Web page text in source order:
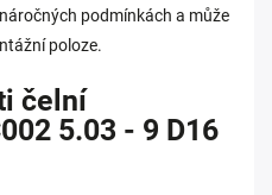
podmínkách a může
poloze.
čelní
5.03 - 9 D16